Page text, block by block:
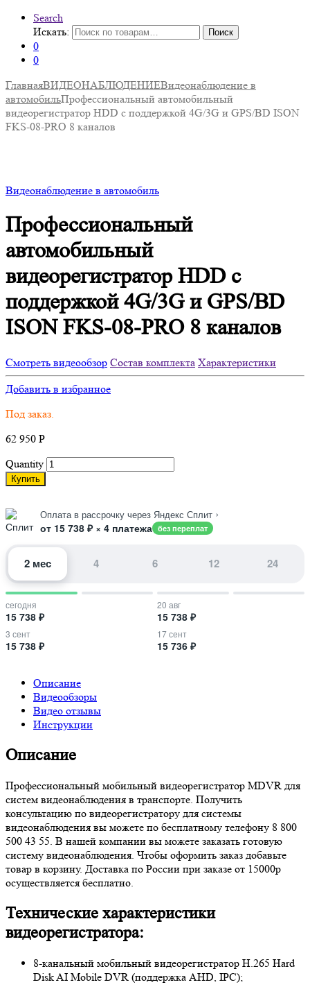
Search
Искать:
Поиск
0
0
ГлавнаяВИДЕОНАБЛЮДЕНИЕВидеонаблюдение в
автомобильПрофессиональный автомобильный
видеорегистратор HDD с поддержкой 4G/3G и GPS/BD ISON
FKS-08-PRO 8 каналов
Видеонаблюдение в автомобиль
Профессиональный
автомобильный
видеорегистратор HDD с
поддержкой 4G/3G и GPS/BD
ISON FKS-08-PRO 8 каналов
Смотреть видеообзор Состав комплекта Характеристики
Добавить в избранное
Под заказ.
62 950 Р
Quantity
Купить
Оплата в рассрочку через Яндекс Сплит ›
от 15 738 ₽ × 4 платежа без переплат
2 мес 4 6 12 24
сегодня
15 738 ₽
20 авг
15 738 ₽
3 сент
15 738 ₽
17 сент
15 736 ₽
Описание
Видеообзоры
Видео отзывы
Инструкции
Описание
Профессиональный мобильный видеорегистратор MDVR для
систем видеонаблюдения в транспорте. Получить
консультацию по видеорегистратору для системы
видеонаблюдения вы можете по бесплатному телефону 8 800
500 43 55. В нашей компании вы можете заказать готовую
систему видеонаблюдения. Чтобы оформить заказ добавьте
товар в корзину. Доставка по России при заказе от 15000р
осуществляется бесплатно.
Технические характеристики
видеорегистратора:
8-канальный мобильный видеорегистратор H.265 Hard
Disk AI Mobile DVR (поддержка AHD, IPC);